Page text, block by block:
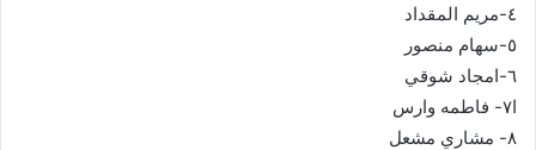
٤-مريم المقداد
٥-سهام منصور
٦-امجاد شوقي
ا٧- فاطمه وارس
٨- مشاري مشعل